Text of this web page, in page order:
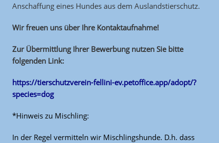
Anschaffung eines Hundes aus dem Auslandstierschutz.
Wir freuen uns über Ihre Kontaktaufnahme!
Zur Übermittlung Ihrer Bewerbung nutzen Sie bitte
folgenden Link:
https://tierschutzverein-fellini-ev.petoffice.app/adopt/?
species=dog
*Hinweis zu Mischling:
In der Regel vermitteln wir Mischlingshunde. D.h. dass